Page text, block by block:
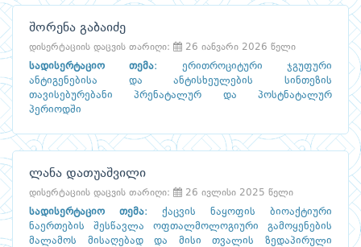
შორენა გაბაიძე
დისერტაციის დაცვის თარიღი: 26 იანვარი 2026 წელი
სადისერტაციო თემა: ერითროციტური ჯგუფური
ანტიგენებისა და ანტისხეულების სინთეზის
თავისებურებანი პრენატალურ და პოსტნატალურ
პერიოდში
ლანა დათუაშვილი
დისერტაციის დაცვის თარიღი: 26 ივლისი 2025 წელი
სადისერტაციო თემა: ქაცვის ნაყოფის ბიოაქტიური
ნაერთების შესწავლა ოფთალმოლოგიური გამოყენების
მალამოს მისაღებად და მისი თვალის ზედაპირული